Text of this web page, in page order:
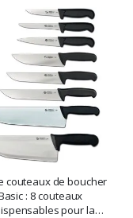
couteaux de boucher
: 8 couteaux
pour la